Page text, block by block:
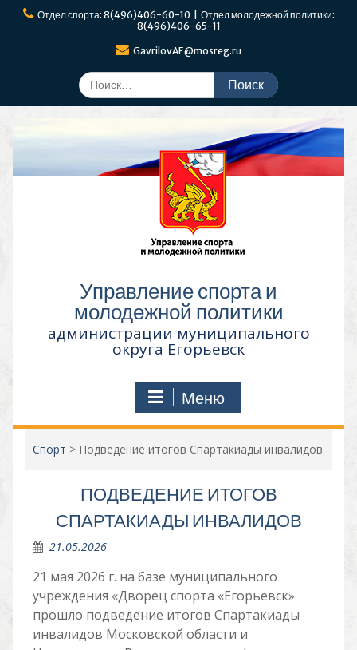
ПерейтиОтдел спорта: 8(496)406-60-10 | Отдел молодежной политики:
8(496)406-65-11
GavrilovAE@mosreg.ru
Поиск
по:
Управление спорта и
молодежной политики
администрации муниципального
округа Егорьевск
Меню
Спорт > Подведение итогов Спартакиады инвалидов
ПОДВЕДЕНИЕ ИТОГОВ
СПАРТАКИАДЫ ИНВАЛИДОВ
21.05.2026
21 мая 2026 г. на базе муниципального
учреждения «Дворец спорта «Егорьевск»
прошло подведение итогов Спартакиады
инвалидов Московской области и